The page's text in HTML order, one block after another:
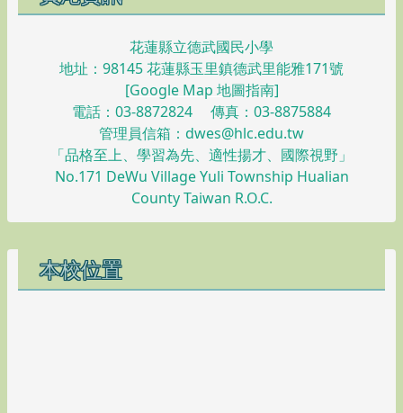
花蓮縣立德武國民小學
地址：98145 花蓮縣玉里鎮德武里能雅171號
[Google Map 地圖指南]
電話：03-8872824 傳真：03-8875884
管理員信箱：dwes@hlc.edu.tw
「品格至上、學習為先、適性揚才、國際視野」
No.171 DeWu Village Yuli Township Hualian
County Taiwan R.O.C.
本校位置